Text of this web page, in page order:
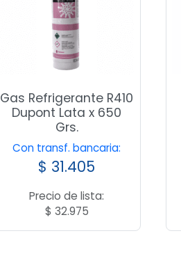
Gas Refrigerante R410
Dupont Lata x 650
Grs.
Con transf. bancaria:
$ 31.405
Precio de lista:
$ 32.975